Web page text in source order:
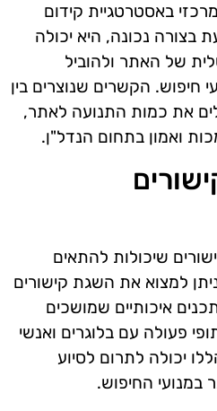
באסטרטגיית קידום
בצורה נכונה, היא יכולה
של האתר ולהוביל
חיפוש. הקשרים שנוצרים בין
את כמות התנועה לאתר,
ואמון בתחום הנדל"ן.
שיכולות להתאים
למצוא את השגת קישורים
איכותיים שמושכים
פעולה עם בלוגרים ואנשי
יכולה לתרום לסיוע
החיפוש.